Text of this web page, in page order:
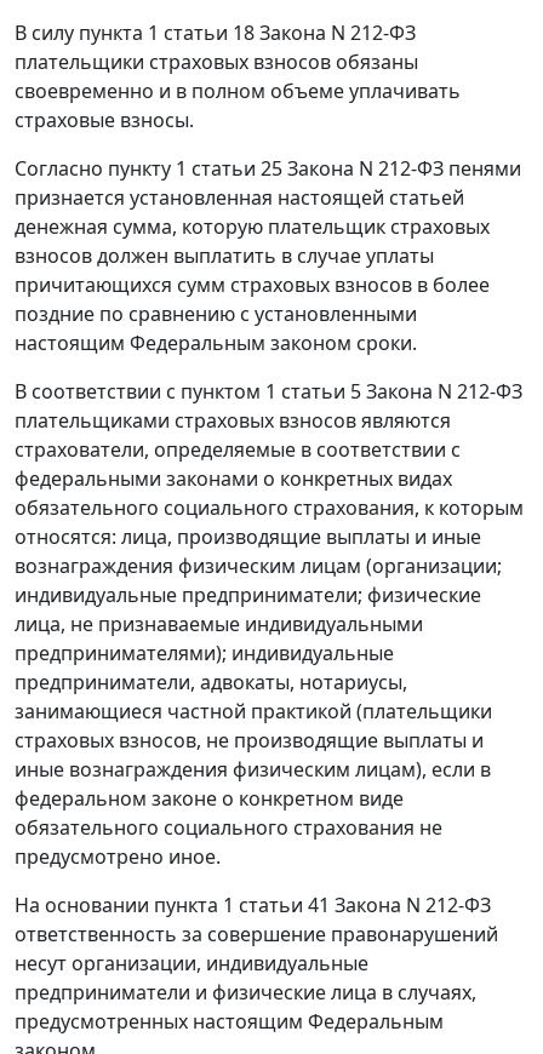
В силу пункта 1 статьи 18Закона N 212-ФЗ
плательщики страховых взносов обязаны
своевременно и в полном объеме уплачивать
страховые взносы.
Согласно пункту 1 статьи 25Закона N 212-ФЗ пенями
признается установленная настоящей статьей
денежная сумма, которую плательщик страховых
взносов должен выплатить в случае уплаты
причитающихся сумм страховых взносов в более
поздние по сравнению с установленными
настоящим Федеральным законом сроки.
В соответствии с пунктом 1 статьи 5Закона N 212-ФЗ
плательщиками страховых взносов являются
страхователи, определяемые в соответствии с
федеральными законами о конкретных видах
обязательного социального страхования, к которым
относятся: лица, производящие выплаты и иные
вознаграждения физическим лицам (организации;
индивидуальные предприниматели; физические
лица, не признаваемые индивидуальными
предпринимателями); индивидуальные
предприниматели, адвокаты, нотариусы,
занимающиеся частной практикой (плательщики
страховых взносов, не производящие выплаты и
иные вознаграждения физическим лицам), если в
федеральном законе о конкретном виде
обязательного социального страхования не
предусмотрено иное.
На основании пункта 1 статьи 41 Закона N 212-ФЗ
ответственность за совершение правонарушений
несут организации, индивидуальные
предприниматели и физические лица в случаях,
предусмотренных настоящим Федеральным